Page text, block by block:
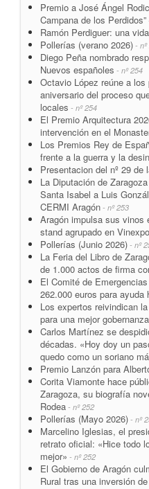
Premio a José Ángel
Campana de los Perdidos”
Ramón Perdiguer: una
Pollerías (verano 2026) -
Diego Peña nombrado
Nuevos españoles - nº 254
Octavio López reúne a
aniversario del proceso
locales - nº 254
El Premio Arquitectura
intervención en el
Los Premios Rey de
frente a la guerra y la
Presentacion del nº 29 de
La Diputación de
Santa Isabel a Luis
CERMI Aragón - nº 253
Aragón impulsa sus vinos
stand agrupado en
Pollerías (Junio 2026) - nº
La Feria del Libro de
de 1.000 actos de firma
El Comité de
262.000 euros para ayuda
Los expertos reivindican
para una mejor gobernanza
Carlos Martínez se
décadas. «Hoy doy un
quedo como un soriano
Premio Lanzón para
Corita Viamonte hace
Zaragoza, su biografía
Rodea - nº 252
Pollerías (Mayo 2026) - nº
Marcelino Iglesias, el
retrato oficial: «Hice todo
mejor» - nº 252
El Gobierno de Aragón
Rural tras una inversión